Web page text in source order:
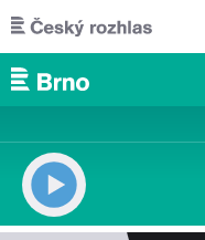
Přejít k hlavnímu obsahu